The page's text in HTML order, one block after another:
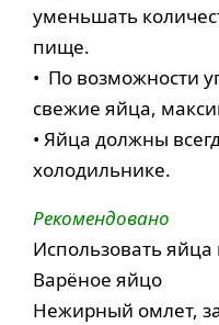
уменьшать
пище.
• По возможности
свежие яйца,
• Яйца должны
холодильнике.
Рекомендовано
Использовать
Варёное яйцо
Нежирный омлет,